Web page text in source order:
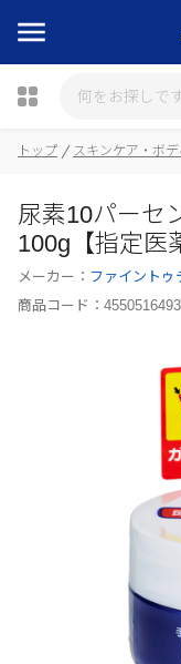
瓶詰
トップ スキンケア・ボデ
尿素10パーセ
100g【指定医
メーカー： ファイントゥ
商品コード：